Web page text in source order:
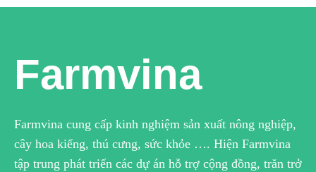
Farmvina
Farmvina cung cấp kinh nghiệm sản xuất nông nghiệp,
cây hoa kiểng, thú cưng, sức khỏe …. Hiện Farmvina
tập trung phát triển các dự án hỗ trợ cộng đồng, trăn trở